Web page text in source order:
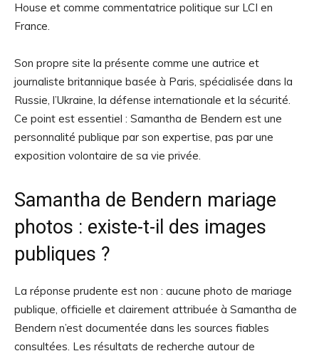
House et comme commentatrice politique sur LCI en
France.
Son propre site la présente comme une autrice et
journaliste britannique basée à Paris, spécialisée dans la
Russie, l’Ukraine, la défense internationale et la sécurité.
Ce point est essentiel : Samantha de Bendern est une
personnalité publique par son expertise, pas par une
exposition volontaire de sa vie privée.
Samantha de Bendern mariage
photos : existe-t-il des images
publiques ?
La réponse prudente est non : aucune photo de mariage
publique, officielle et clairement attribuée à Samantha de
Bendern n’est documentée dans les sources fiables
consultées. Les résultats de recherche autour de